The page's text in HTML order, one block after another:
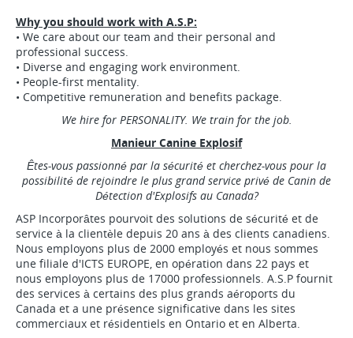
Why you should work with A.S.P:
• We care about our team and their personal and
professional success.
• Diverse and engaging work environment.
• People-first mentality.
• Competitive remuneration and benefits package.
We hire for PERSONALITY. We train for the job.
Manieur Canine Explosif
Êtes-vous passionné par la sécurité et cherchez-vous pour la
possibilité de rejoindre le plus grand service privé de Canin de
Détection d'Explosifs au Canada?
ASP Incorporâtes pourvoit des solutions de sécurité et de
service à la clientèle depuis 20 ans à des clients canadiens.
Nous employons plus de 2000 employés et nous sommes
une filiale d'ICTS EUROPE, en opération dans 22 pays et
nous employons plus de 17000 professionnels. A.S.P fournit
des services à certains des plus grands aéroports du
Canada et a une présence significative dans les sites
commerciaux et résidentiels en Ontario et en Alberta.